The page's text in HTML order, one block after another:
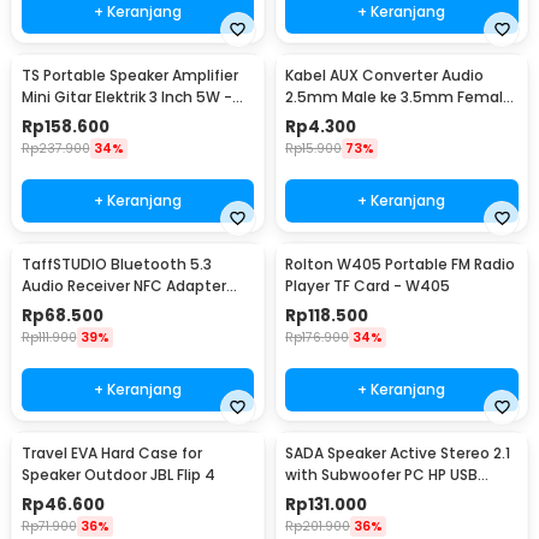
+ Keranjang + Keranjang
TS Portable Speaker Amplifier
Mini Gitar Elektrik 3 Inch 5W -
MA-5
Rp158.600
Rp237.900 34%
+ Keranjang
Kabel AUX Converter Audio
2.5mm Male ke 3.5mm Female
L Shape HiFi 20cm - L44
Rp4.300
Rp15.900 73%
+ Keranjang
TaffSTUDIO Bluetooth 5.3
Audio Receiver NFC Adapter
Speaker AUX RCA - B10
Rp68.500
Rp111.900 39%
+ Keranjang
Rolton W405 Portable FM Radio
Player TF Card - W405
Rp118.500
Rp176.900 34%
+ Keranjang
Travel EVA Hard Case for
Speaker Outdoor JBL Flip 4
Rp46.600
Rp71.900 36%
SADA Speaker Active Stereo 2.1
with Subwoofer PC HP USB
Power 6W - D-202
Rp131.000
Rp201.900 36%